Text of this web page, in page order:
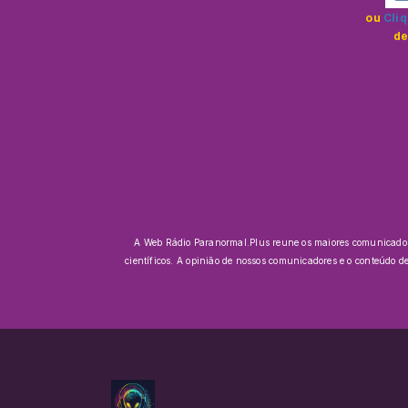
ou
A Web Rádio Paranormal.Plus reune os maiores
científicos. A opinião de nossos comunicadores e o conteúdo